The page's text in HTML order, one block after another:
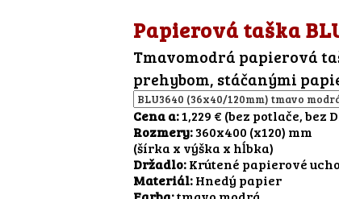
Papierová taška
Tmavomodrá papierová
prehybom, stáčanými
Cena a:1,229 € (bez potlače, bez
Rozmery:360x400 (x120) mm
(šírka x výška x hĺbka)
Držadlo:Krútené papierové ucho
Materiál:Hnedý papier